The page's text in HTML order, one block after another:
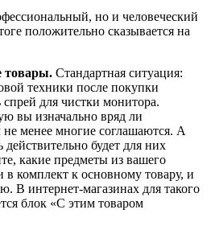
но и человеческий
положительно сказывается на
товары. Стандартная ситуация:
техники после покупки
спрей для чистки монитора.
вы изначально вряд ли
не менее многие соглашаются. А
действительно будет для них
какие предметы из вашего
в комплект к основному товару, и
В интернет-магазинах для такого
блок «С этим товаром